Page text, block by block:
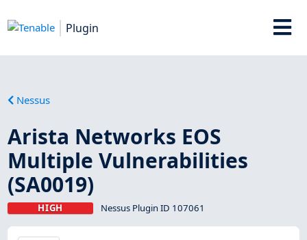
Plugin
Nessus
Arista Networks EOS
Multiple Vulnerabilities
(SA0019)
HIGH Nessus Plugin ID 107061